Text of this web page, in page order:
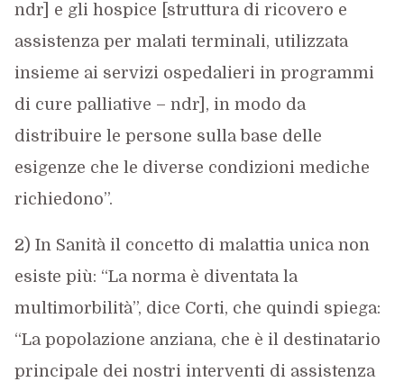
ndr] e gli hospice [struttura di ricovero e
assistenza per malati terminali, utilizzata
insieme ai servizi ospedalieri in programmi
di cure palliative – ndr], in modo da
distribuire le persone sulla base delle
esigenze che le diverse condizioni mediche
richiedono”.
2) In Sanità il concetto di malattia unica non
esiste più: “La norma è diventata la
multimorbilità”, dice Corti, che quindi spiega:
“La popolazione anziana, che è il destinatario
principale dei nostri interventi di assistenza